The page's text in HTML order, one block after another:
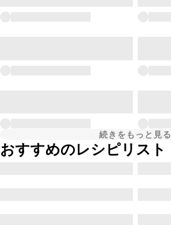
続きをもっと見る
おすすめのレシピリスト